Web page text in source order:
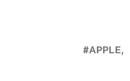
APPLE